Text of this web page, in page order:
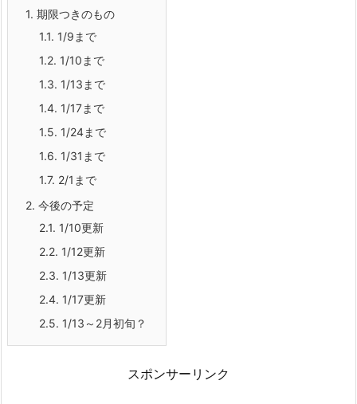
1. 期限つきのもの
1.1. 1/9まで
1.2. 1/10まで
1.3. 1/13まで
1.4. 1/17まで
1.5. 1/24まで
1.6. 1/31まで
1.7. 2/1まで
2. 今後の予定
2.1. 1/10更新
2.2. 1/12更新
2.3. 1/13更新
2.4. 1/17更新
2.5. 1/13～2月初旬？
スポンサーリンク